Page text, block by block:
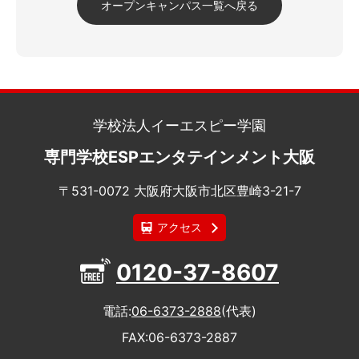
オープンキャンパス一覧へ戻る
学校法人イーエスピー学園
専門学校ESPエンタテインメント大阪
〒531-0072 大阪府大阪市北区豊崎3-21-7
アクセス
0120-37-8607
電話 06-6373-2888(代表)
FAX 06-6373-2887